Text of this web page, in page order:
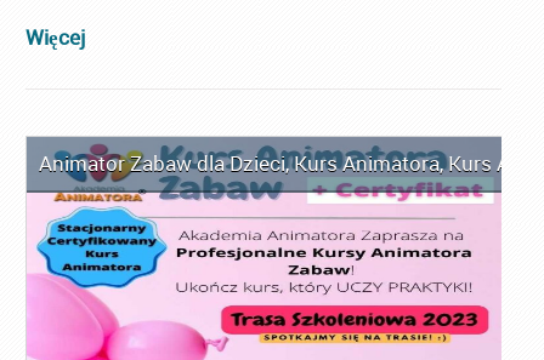
Więcej
Animator Zabaw dla Dzieci,Kurs Animatora,Kurs